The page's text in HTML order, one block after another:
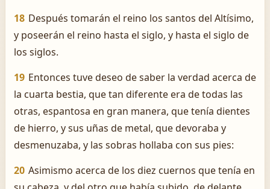
18 Después tomarán el reino los santos del Altísimo,
y poseerán el reino hasta el siglo, y hasta el siglo de
los siglos.
19 Entonces tuve deseo de saber la verdad acerca de
la cuarta bestia, que tan diferente era de todas las
otras, espantosa en gran manera, que tenía dientes
de hierro, y sus uñas de metal, que devoraba y
desmenuzaba, y las sobras hollaba con sus pies:
20 Asimismo acerca de los diez cuernos que tenía en